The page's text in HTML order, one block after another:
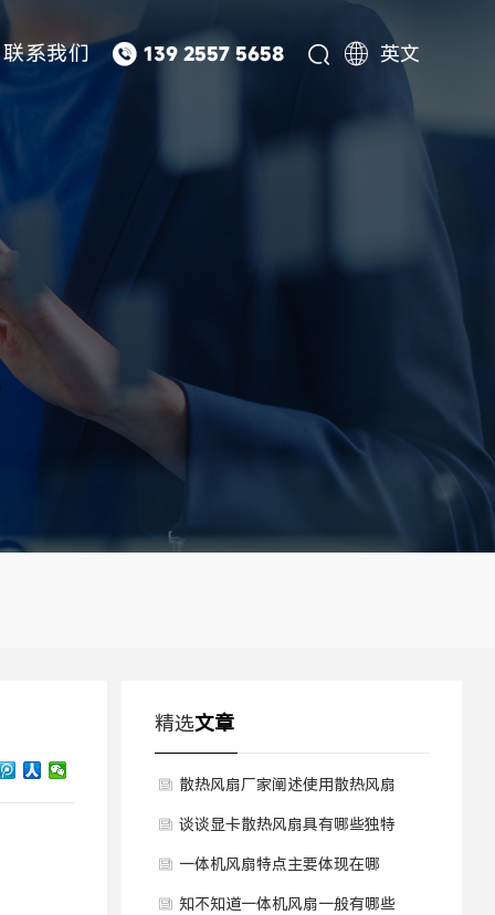
联系我们  139 2557 5658   英文
精选文章
散热风扇厂家阐述使用散热风扇
散热降低噪音有几个方法？
谈谈显卡散热风扇具有哪些独特
优点？
一体机风扇特点主要体现在哪
里？
知不知道一体机风扇一般有哪些